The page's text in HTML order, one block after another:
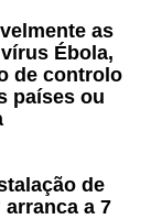
as
Ébola,
de controlo
países ou
de
a 7